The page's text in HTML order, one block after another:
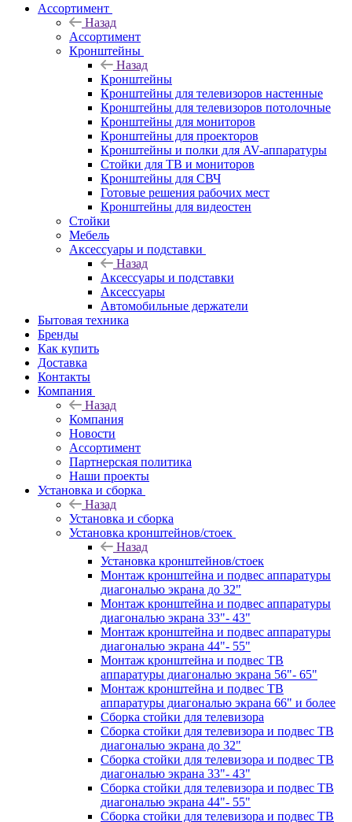
Ассортимент
Назад
Ассортимент
Кронштейны
Назад
Кронштейны
Кронштейны для телевизоров настенные
Кронштейны для телевизоров потолочные
Кронштейны для мониторов
Кронштейны для проекторов
Кронштейны и полки для AV-аппаратуры
Стойки для ТВ и мониторов
Кронштейны для СВЧ
Готовые решения рабочих мест
Кронштейны для видеостен
Стойки
Мебель
Аксессуары и подставки
Назад
Аксессуары и подставки
Аксессуары
Автомобильные держатели
Бытовая техника
Бренды
Как купить
Доставка
Контакты
Компания
Назад
Компания
Новости
Ассортимент
Партнерская политика
Наши проекты
Установка и сборка
Назад
Установка и сборка
Установка кронштейнов/стоек
Назад
Установка кронштейнов/стоек
Монтаж кронштейна и подвес аппаратуры
диагональю экрана до 32"
Монтаж кронштейна и подвес аппаратуры
диагональю экрана 33"- 43"
Монтаж кронштейна и подвес аппаратуры
диагональю экрана 44"- 55"
Монтаж кронштейна и подвес ТВ
аппаратуры диагональю экрана 56"- 65"
Монтаж кронштейна и подвес ТВ
аппаратуры диагональю экрана 66" и более
Сборка стойки для телевизора
Сборка стойки для телевизора и подвес ТВ
диагональю экрана до 32"
Сборка стойки для телевизора и подвес ТВ
диагональю экрана 33"- 43"
Сборка стойки для телевизора и подвес ТВ
диагональю экрана 44"- 55"
Сборка стойки для телевизора и подвес ТВ